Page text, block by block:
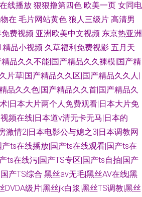
线播放 狠狠撸第四色 欧美一页 女同电
在 毛片网站黄色 狼人三级片 高清男
费视频 亚洲欧美中文视频 东京热亚洲
精品小视频 久草福利免费视影 五月天
精品久久不能|国产精品久久裸模|国产精
片草|国产精品久久区|国产精品久久人|
品久久色|国产精品久久首|国产精品久
|日本大片两个人免费观看|日本大片免
频在线|日本道v清无卡无马|日本的
激情2|日本电影公与媳之3|日本调教网
产ts在线播放|国产ts在线观看|国产ts在
ts在线污|国产TS专区|国产ts自拍|国产
产TS综合 黑丝av无毛|黑丝AV在线|黑
级片|黑丝jk白浆|黑丝TS调教|黑丝